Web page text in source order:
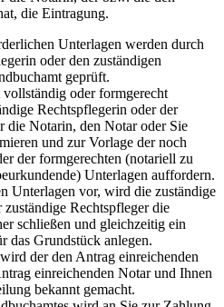
die Eintragung.
Unterlagen werden durch
oder den zuständigen
geprüft.
oder formgerecht
Rechtspflegerin oder der
die Notarin, den Notar oder Sie
und zur Vorlage der noch
der formgerechten (notariell zu
Unterlagen auffordern.
Unterlagen vor, wird die zuständige
Rechtspfleger die
schließen und gleichzeitig ein
das Grundstück anlegen.
der den Antrag einreichenden
einreichenden Notar und Ihnen
bekannt gemacht.